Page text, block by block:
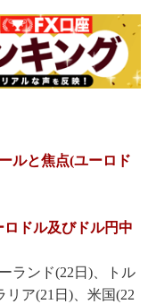
ルと焦点(ユーロド
ドル及びドル円中
ランド(22日)、トル
リア(21日)、米国(22